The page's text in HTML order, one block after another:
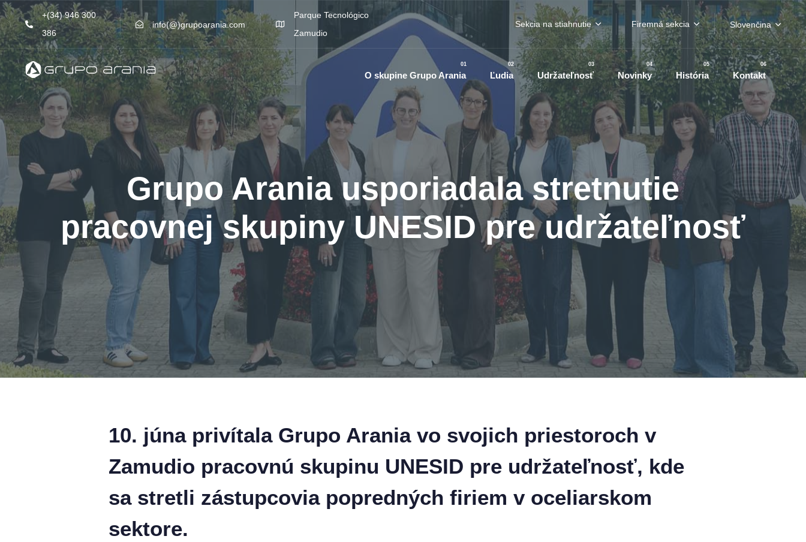
Skip
links
Skip
to
primary
navigation
Skip
to
content
+(34) 946 300
386
info(@)grupoarania.com
Parque Tecnológico
Zamudio
Sekcia na stiahnutie Firemná sekcia Slovenčina
O skupine Grupo Arania
01
Ľudia
02
Udržateľnosť
03
Novinky
04
História
05
Kontakt
06
Grupo Arania usporiadala stretnutie
pracovnej skupiny UNESID pre udržateľnosť
10. júna privítala Grupo Arania vo svojich priestoroch v
Zamudio pracovnú skupinu UNESID pre udržateľnosť, kde
sa stretli zástupcovia popredných firiem v oceliarskom
sektore.